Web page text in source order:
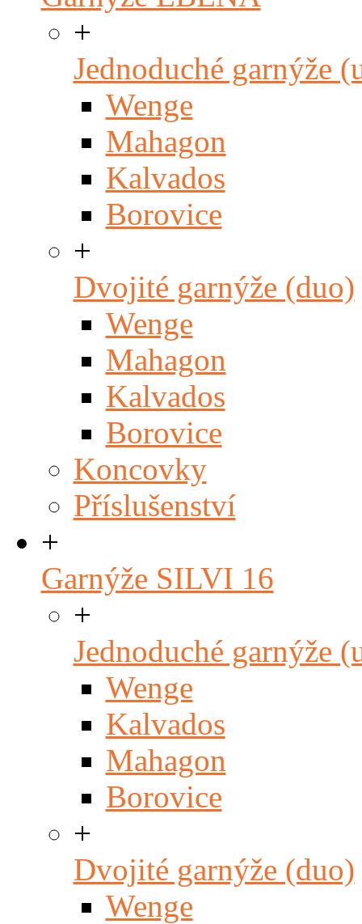
+
Jednoduché garnýže
Wenge
Mahagon
Kalvados
Borovice
+
Dvojité garnýže (duo)
Wenge
Mahagon
Kalvados
Borovice
Koncovky
Příslušenství
+
Garnýže SILVI 16
+
Jednoduché garnýže
Wenge
Kalvados
Mahagon
Borovice
+
Dvojité garnýže (duo)
Wenge